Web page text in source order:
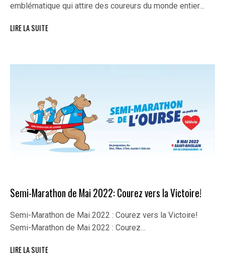
emblématique qui attire des coureurs du monde entier…
LIRE LA SUITE
Semi-Marathon de Mai 2022: Courez vers la Victoire!
Semi-Marathon de Mai 2022 : Courez vers la Victoire!
Semi-Marathon de Mai 2022 : Courez…
LIRE LA SUITE